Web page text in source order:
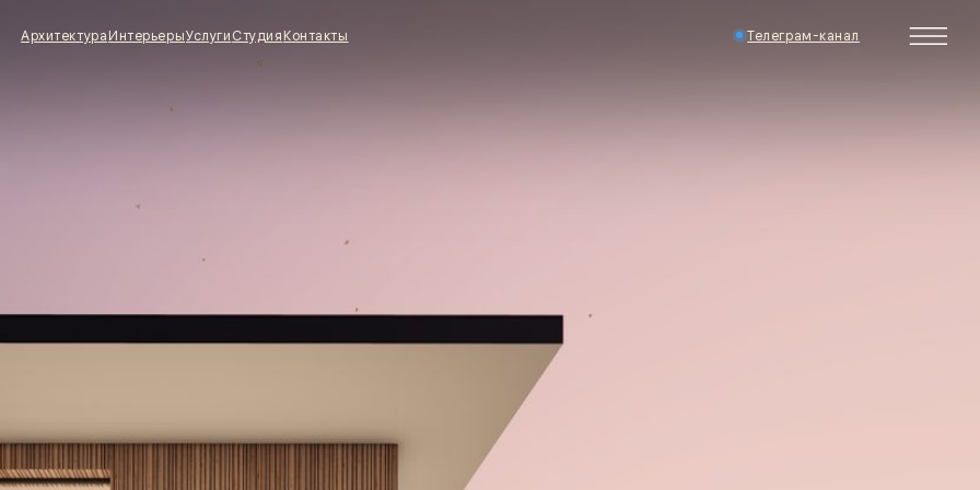
ИнтерьерыУслуги СтудияКонтакты